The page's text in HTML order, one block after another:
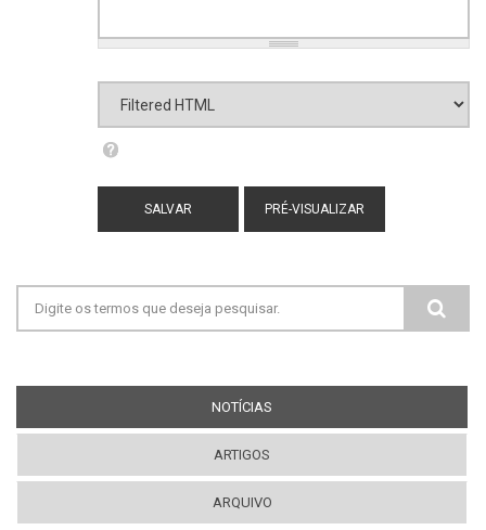
Formato de texto
Mais informações sobre os formatos de
texto
Filtered HTML
images with one of the following classes:
image-left image-right standalone-image
<dl> <dt> <dd>
Quebras de linhas e parágrafos são gerados
automaticamente.
Formulário de busca
NOTÍCIAS
ARTIGOS
ARQUIVO